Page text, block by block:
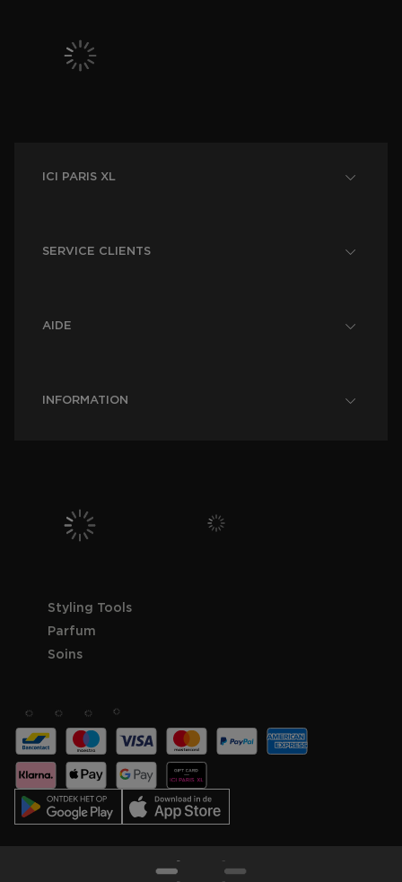
ICI PARIS XL
SERVICE CLIENTS
AIDE
INFORMATION
Styling Tools
Parfum
Soins